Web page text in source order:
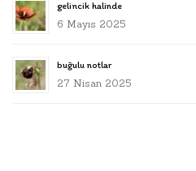
gelincik halinde
6 Mayıs 2025
buğulu notlar
27 Nisan 2025